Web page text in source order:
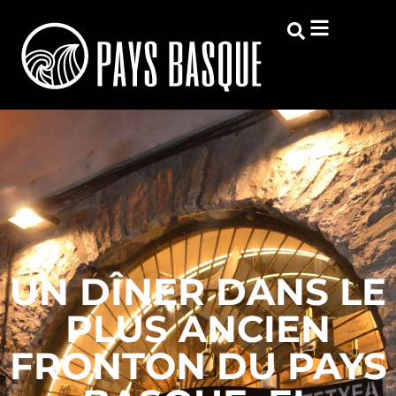
UN DÎNER DANS LE
PLUS ANCIEN
FRONTON DU PAYS